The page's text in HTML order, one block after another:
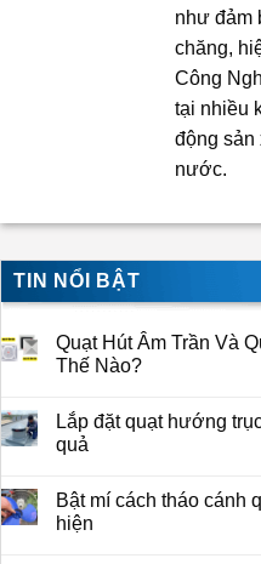
như đảm
chăng,
Công
tại nhiều
động sản
nước.
TIN NỔI BẬT
Quạt Hút Âm Trần Và
Thế Nào?
Lắp đặt quạt hướng
quả
Bật mí cách tháo cánh
hiện